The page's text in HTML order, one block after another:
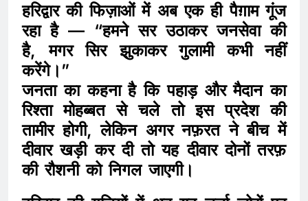
हरिद्वार की फिज़ाओं में अब एक ही पैग़ाम गूंज
रहा है — “हमने सर उठाकर जनसेवा की
है, मगर सिर झुकाकर गुलामी कभी नहीं
करेंगे।”
जनता का कहना है कि पहाड़ और मैदान का
रिश्ता मोहब्बत से चले तो इस प्रदेश की
तामीर होगी, लेकिन अगर नफ़रत ने बीच में
दीवार खड़ी कर दी तो यह दीवार दोनों तरफ़
की रौशनी को निगल जाएगी।